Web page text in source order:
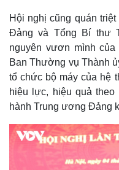
Hội nghị cũng quán
Đảng và Tổng Bí thư
nguyên vươn mình
Ban Thường vụ Thành
tổ chức bộ máy của hệ
hiệu lực, hiệu quả
hành Trung ương Đảng